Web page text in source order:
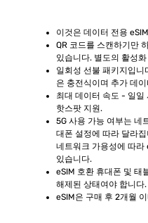
이것은 데이터 전용
QR 코드를 스캔하기만
있습니다. 별도의 활성
일회성 선불 패키지입니
은 충전식이며 추가 데
최대 데이터 속도 - 일일
핫스팟 지원.
5G 사용 가능 여부는 네
대폰 설정에 따라 달라
네트워크 가용성에 따라
있습니다.
eSIM 호환 휴대폰 및 태
해제된 상태여야 합니다
eSIM은 구매 후 2개월